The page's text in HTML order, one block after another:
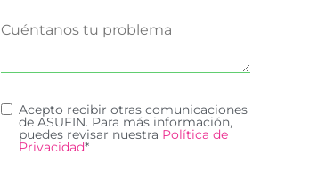
Acepto recibir otras comunicaciones
de ASUFIN. Para más información,
puedes revisar nuestra Política de
Privacidad*